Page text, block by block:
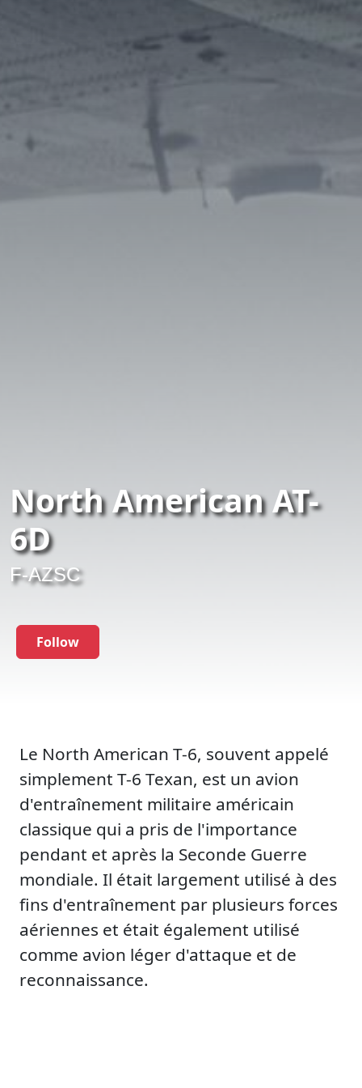
North American AT-
6D
F-AZSC
Follow
Le North American T-6, souvent appelé
simplement T-6 Texan, est un avion
d'entraînement militaire américain
classique qui a pris de l'importance
pendant et après la Seconde Guerre
mondiale. Il était largement utilisé à des
fins d'entraînement par plusieurs forces
aériennes et était également utilisé
comme avion léger d'attaque et de
reconnaissance.